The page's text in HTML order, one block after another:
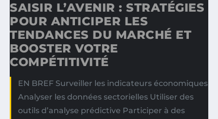
SAISIR L’AVENIR : STRATÉGIES
POUR ANTICIPER LES
TENDANCES DU MARCHÉ ET
BOOSTER VOTRE
COMPÉTITIVITÉ
EN BREF Surveiller les indicateurs économiques
Analyser les données sectorielles Utiliser des
outils d’analyse prédictive Participer à des